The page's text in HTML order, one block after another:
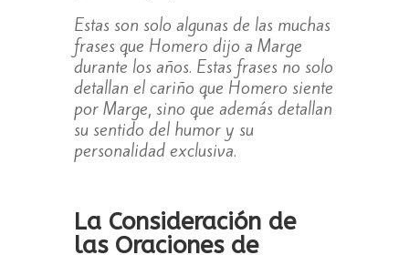
Estas son solo algunas de las muchas
frases que Homero dijo a Marge
durante los años. Estas frases no solo
detallan el cariño que Homero siente
por Marge, sino que además detallan
su sentido del humor y su
personalidad exclusiva.
La Consideración de
las Oraciones de